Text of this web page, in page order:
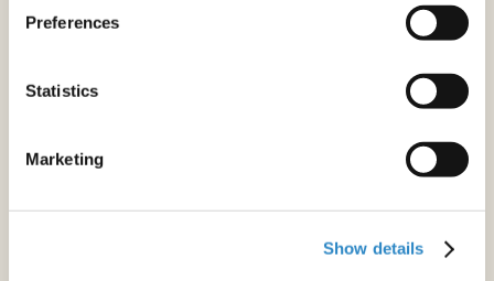
Preferences
Statistics
Marketing
Show details